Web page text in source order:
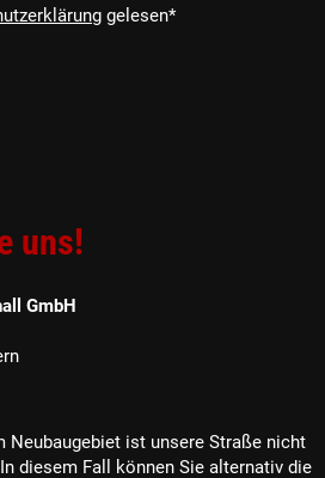
gelesen*
uns!
GmbH
Neubaugebiet ist unsere Straße nicht
diesem Fall können Sie alternativ die